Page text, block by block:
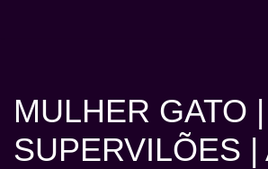
conteúdo
MULHER GATO
SUPERVILÕES |